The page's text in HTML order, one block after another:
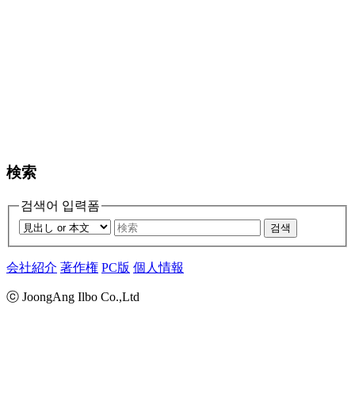
検索
검색어 입력폼
검색
会社紹介 著作権 PC版 個人情報
ⓒ JoongAng Ilbo Co.,Ltd